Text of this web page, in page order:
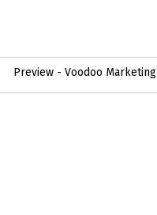
Preview - Voodoo Marketing